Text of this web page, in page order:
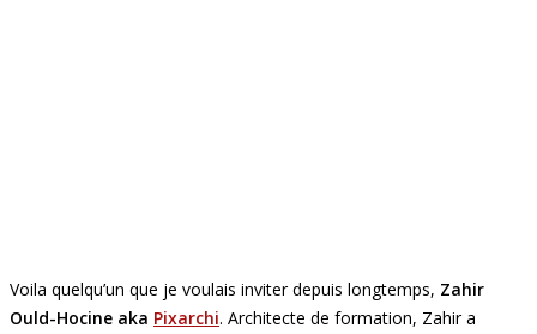
Voila quelqu’un que je voulais inviter depuis longtemps, Zahir
Ould-Hocine aka Pixarchi. Architecte de formation, Zahir a